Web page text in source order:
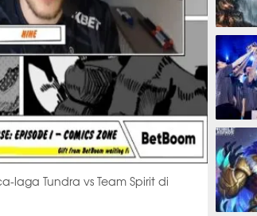
laga Tundra vs Team Spirit di
4
5